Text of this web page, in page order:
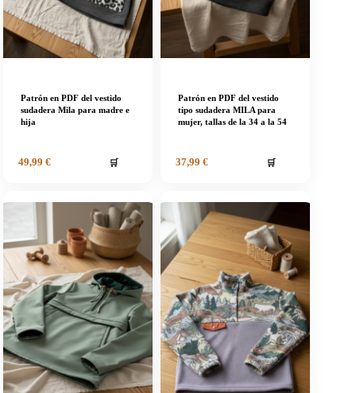
Patrón en PDF del vestido
sudadera Mila para madre e
hija
49,99 € 🛒
Patrón en PDF del vestido
tipo sudadera MILA para
mujer, tallas de la 34 a la 54
37,99 € 🛒